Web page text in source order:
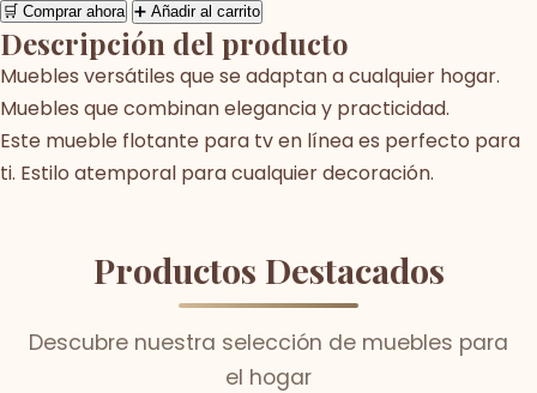
🛒 Comprar ahora ➕ Añadir al carrito
Descripción del producto
Muebles versátiles que se adaptan a cualquier hogar.
Muebles que combinan elegancia y practicidad.
Este mueble flotante para tv en línea es perfecto para
ti. Estilo atemporal para cualquier decoración.
Productos Destacados
Descubre nuestra selección de muebles para
el hogar